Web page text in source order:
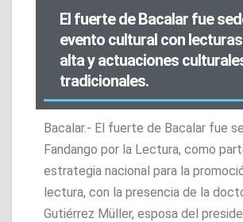
El fuerte de Bacalar fue
evento cultural con
alta y actuaciones
tradicionales.
Bacalar.- El fuerte de Bacalar fue
Fandango por la Lectura, como
estrategia nacional para la
lectura, con la presencia de la
Gutiérrez Müller, esposa del